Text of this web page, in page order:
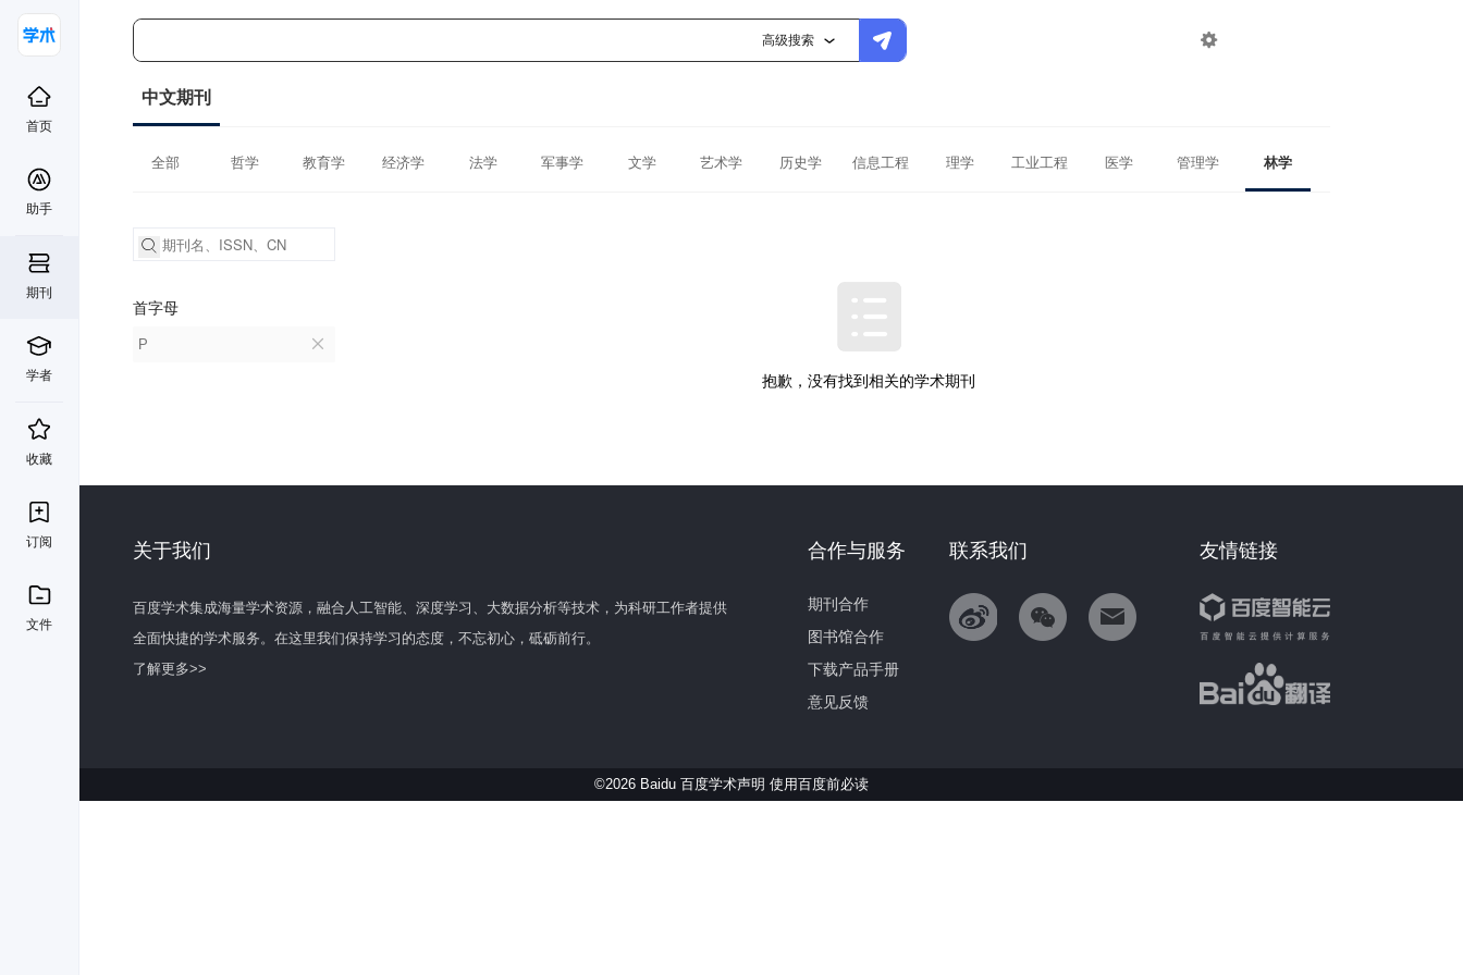
高级搜索 
首页
助手
期刊
学者
收藏
订阅
文件
中文期刊
全部 哲学 教育学 经济学 法学 军事学 文学 艺术学 历史学 信息工程 理学 工业工程 医学 管理学 林学
首字母
P
抱歉，没有找到相关的学术期刊
关于我们
百度学术集成海量学术资源，融合人工智能、深度学习、大数据分析等技术，为科研工作者提供
全面快捷的学术服务。在这里我们保持学习的态度，不忘初心，砥砺前行。
了解更多>>
友情链接
联系我们
合作与服务
期刊合作
图书馆合作
下载产品手册
意见反馈
©2026 Baidu 百度学术声明 使用百度前必读